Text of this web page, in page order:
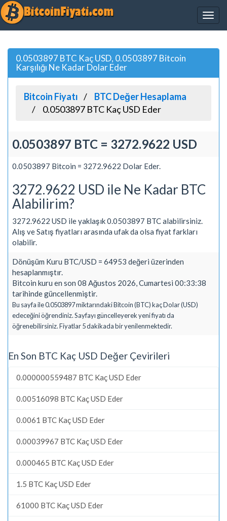
0.0503897 BTC Kaç USD, 0.0503897 Bitcoin
Karşılığı Ne Kadar Dolar Eder
Bitcoin Fiyatı
BTC Değer Hesaplama
0.0503897 BTC Kaç USD Eder
0.0503897 BTC = 3272.9622 USD
0.0503897 Bitcoin = 3272.9622 Dolar Eder.
3272.9622 USD ile Ne Kadar BTC
Alabilirim?
3272.9622 USD ile yaklaşık 0.0503897 BTC alabilirsiniz.
Alış ve Satış fiyatları arasında ufak da olsa fiyat farkları
olabilir.
Dönüşüm Kuru BTC/USD = 64953 değeri üzerinden
hesaplanmıştır.
Bitcoin kuru en son 08 Ağustos 2026, Cumartesi 00:33:38
tarihinde güncellenmiştir.
Bu sayfa ile 0.0503897 miktarındaki Bitcoin (BTC) kaç Dolar (USD)
edeceğini öğrendiniz. Sayfayı güncelleyerek yeni fiyatı da
öğrenebilirsiniz. Fiyatlar 5 dakikada bir yenilenmektedir.
En Son BTC Kaç USD Değer Çevirileri
0.000000559487 BTC Kaç USD Eder
0.00516098 BTC Kaç USD Eder
0.0061 BTC Kaç USD Eder
0.00039967 BTC Kaç USD Eder
0.000465 BTC Kaç USD Eder
1.5 BTC Kaç USD Eder
61000 BTC Kaç USD Eder